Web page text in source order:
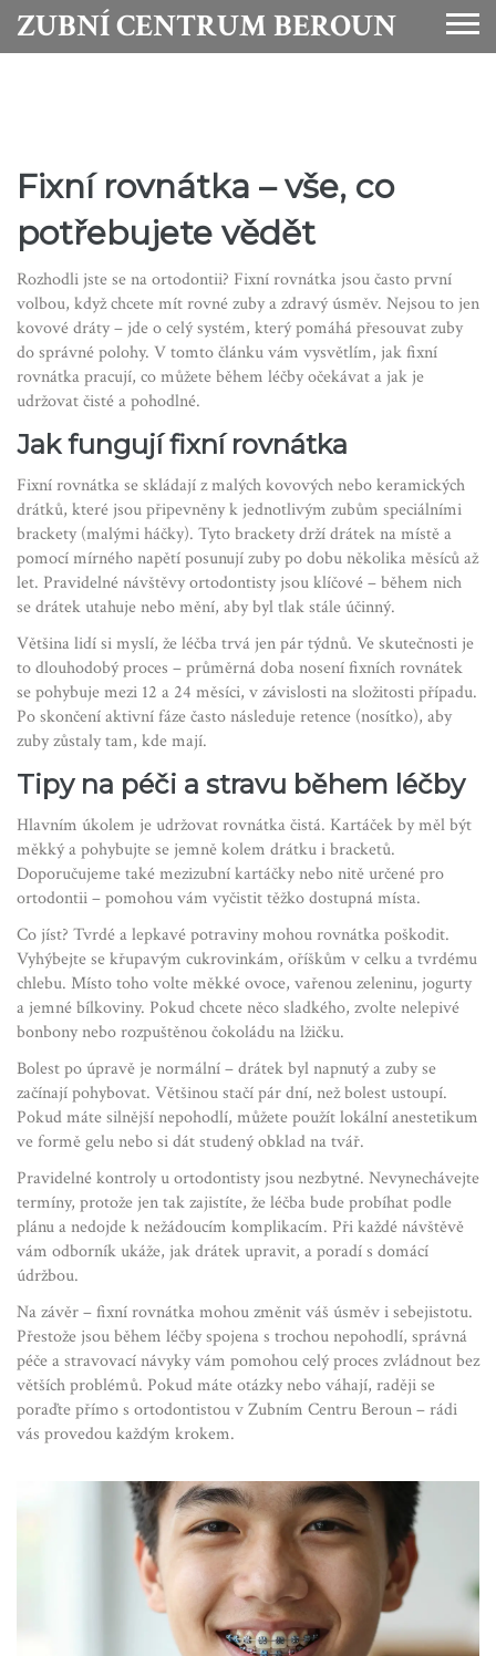
ZUBNÍ CENTRUM BEROUN
Fixní rovnátka – vše, co
potřebujete vědět
Rozhodli jste se na ortodontii? Fixní rovnátka jsou často první
volbou, když chcete mít rovné zuby a zdravý úsměv. Nejsou to jen
kovové dráty – jde o celý systém, který pomáhá přesouvat zuby
do správné polohy. V tomto článku vám vysvětlím, jak fixní
rovnátka pracují, co můžete během léčby očekávat a jak je
udržovat čisté a pohodlné.
Jak fungují fixní rovnátka
Fixní rovnátka se skládají z malých kovových nebo keramických
drátků, které jsou připevněny k jednotlivým zubům speciálními
brackety (malými háčky). Tyto brackety drží drátek na místě a
pomocí mírného napětí posunují zuby po dobu několika měsíců až
let. Pravidelné návštěvy ortodontisty jsou klíčové – během nich
se drátek utahuje nebo mění, aby byl tlak stále účinný.
Většina lidí si myslí, že léčba trvá jen pár týdnů. Ve skutečnosti je
to dlouhodobý proces – průměrná doba nosení fixních rovnátek
se pohybuje mezi 12 a 24 měsíci, v závislosti na složitosti případu.
Po skončení aktivní fáze často následuje retence (nosítko), aby
zuby zůstaly tam, kde mají.
Tipy na péči a stravu během léčby
Hlavním úkolem je udržovat rovnátka čistá. Kartáček by měl být
měkký a pohybujte se jemně kolem drátku i bracketů.
Doporučujeme také mezizubní kartáčky nebo nitě určené pro
ortodontii – pomohou vám vyčistit těžko dostupná místa.
Co jíst? Tvrdé a lepkavé potraviny mohou rovnátka poškodit.
Vyhýbejte se křupavým cukrovinkám, oříškům v celku a tvrdému
chlebu. Místo toho volte měkké ovoce, vařenou zeleninu, jogurty
a jemné bílkoviny. Pokud chcete něco sladkého, zvolte nelepivé
bonbony nebo rozpuštěnou čokoládu na lžičku.
Bolest po úpravě je normální – drátek byl napnutý a zuby se
začínají pohybovat. Většinou stačí pár dní, než bolest ustoupí.
Pokud máte silnější nepohodlí, můžete použít lokální anestetikum
ve formě gelu nebo si dát studený obklad na tvář.
Pravidelné kontroly u ortodontisty jsou nezbytné. Nevynechávejte
termíny, protože jen tak zajistíte, že léčba bude probíhat podle
plánu a nedojde k nežádoucím komplikacím. Při každé návštěvě
vám odborník ukáže, jak drátek upravit, a poradí s domácí
údržbou.
Na závěr – fixní rovnátka mohou změnit váš úsměv i sebejistotu.
Přestože jsou během léčby spojena s trochou nepohodlí, správná
péče a stravovací návyky vám pomohou celý proces zvládnout bez
větších problémů. Pokud máte otázky nebo váhají, raději se
poraďte přímo s ortodontistou v Zubním Centru Beroun – rádi
vás provedou každým krokem.